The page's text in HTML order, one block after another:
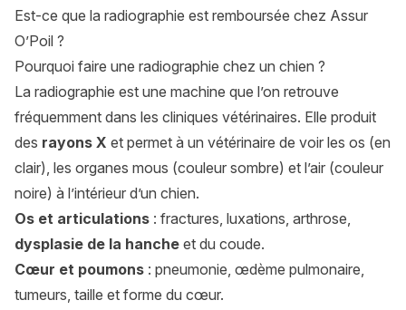
Est-ce que la radiographie est remboursée chez Assur
O’Poil ?
Pourquoi faire une radiographie chez un chien ?
La radiographie est une machine que l’on retrouve
fréquemment dans les cliniques vétérinaires. Elle produit
des rayons X et permet à un vétérinaire de voir les os (en
clair), les organes mous (couleur sombre) et l’air (couleur
noire) à l’intérieur d’un chien.
Os et articulations : fractures, luxations, arthrose,
dysplasie de la hanche et du coude.
Cœur et poumons : pneumonie, œdème pulmonaire,
tumeurs, taille et forme du cœur.